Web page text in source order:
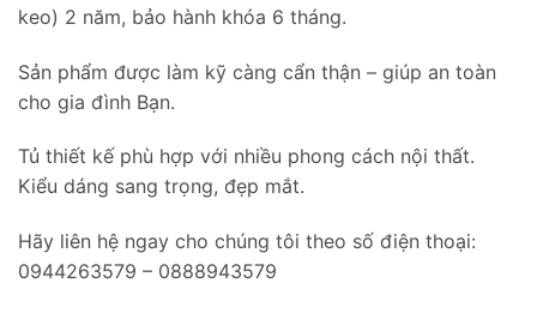
keo) 2 năm, bảo hành khóa 6 tháng.
Sản phẩm được làm kỹ càng cẩn thận – giúp an toàn
cho gia đình Bạn.
Tủ thiết kế phù hợp với nhiều phong cách nội thất.
Kiểu dáng sang trọng, đẹp mắt.
Hãy liên hệ ngay cho chúng tôi theo số điện thoại:
0944263579 – 0888943579